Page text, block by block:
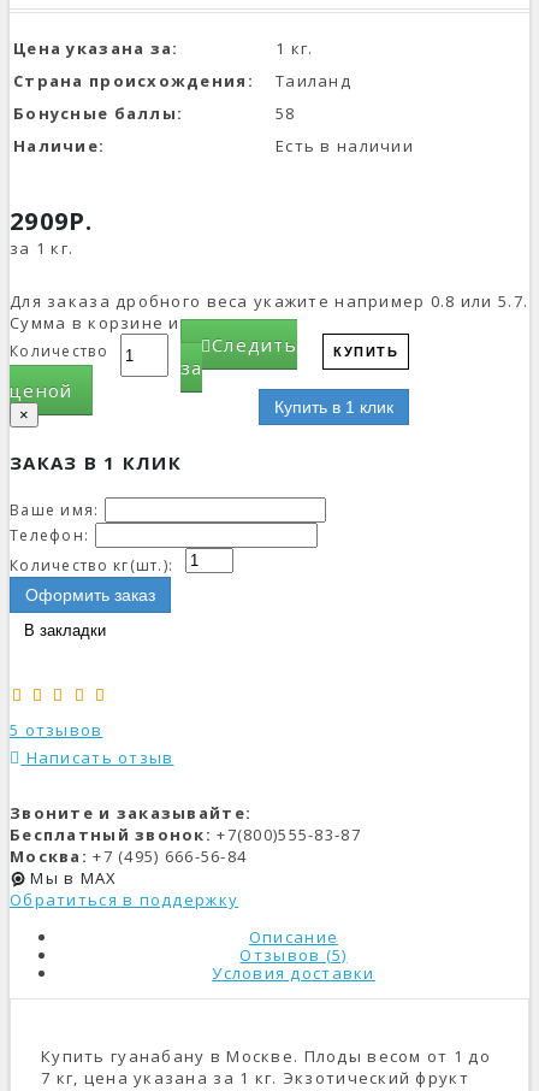
Цена указана за:
1 кг.
Страна происхождения:
Таиланд
Бонусные баллы:
58
Наличие:
Есть в наличии
2909Р.
за 1 кг.
Для заказа дробного веса укажите например 0.8 или 5.7.
Сумма в корзине изменится.
Количество КУПИТЬ
Купить в 1 клик
Следить
за
ценой
×
ЗАКАЗ В 1 КЛИК
Ваше имя:
Телефон:
Количество кг(шт.):
Оформить заказ
В закладки
5 отзывов
Написать отзыв
Звоните и заказывайте:
Бесплатный звонок: +7(800)555-83-87
Москва: +7 (495) 666-56-84
Мы в MAX
Обратиться в поддержку
Описание
Отзывов (5)
Условия доставки
Купить гуанабану в Москве. Плоды весом от 1 до
7 кг, цена указана за 1 кг. Экзотический фрукт